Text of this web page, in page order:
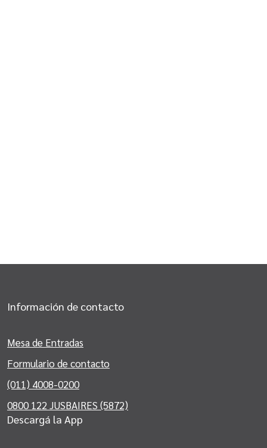
Información de contacto
Mesa de Entradas
Formulario de contacto
(011) 4008-0200
0800 122 JUSBAIRES (5872)
Descargá la App